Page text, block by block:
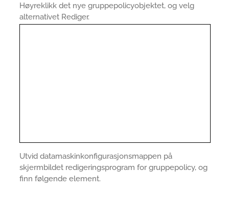
Høyreklikk det nye gruppepolicyobjektet, og velg
alternativet Rediger.
Utvid datamaskinkonfigurasjonsmappen på
skjermbildet redigeringsprogram for gruppepolicy, og
finn følgende element.